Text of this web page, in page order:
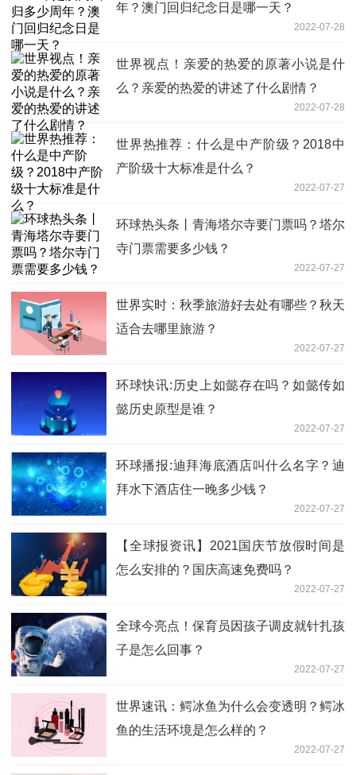
年？澳门回归纪念日是哪一天？
2022-07-28
世界视点！亲爱的热爱的原著小说是什
么？亲爱的热爱的讲述了什么剧情？
2022-07-28
世界热推荐：什么是中产阶级？2018中
产阶级十大标准是什么？
2022-07-27
环球热头条丨青海塔尔寺要门票吗？塔尔
寺门票需要多少钱？
2022-07-27
世界实时：秋季旅游好去处有哪些？秋天
适合去哪里旅游？
2022-07-27
环球快讯:历史上如懿存在吗？如懿传如
懿历史原型是谁？
2022-07-27
环球播报:迪拜海底酒店叫什么名字？迪
拜水下酒店住一晚多少钱？
2022-07-27
【全球报资讯】2021国庆节放假时间是
怎么安排的？国庆高速免费吗？
2022-07-27
全球今亮点！保育员因孩子调皮就针扎孩
子是怎么回事？
2022-07-27
世界速讯：鳄冰鱼为什么会变透明？鳄冰
鱼的生活环境是怎么样的？
2022-07-27